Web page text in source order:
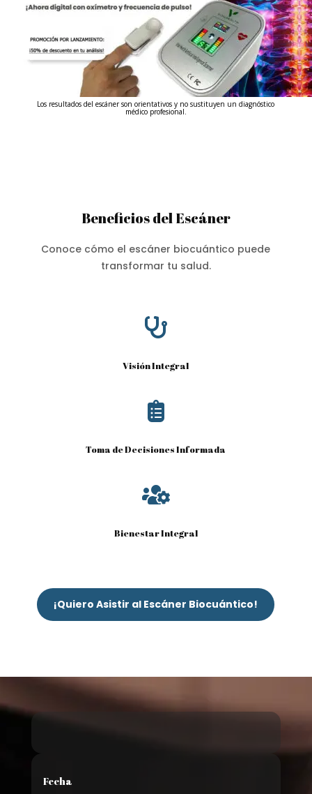
Los resultados del escáner son orientativos y no sustituyen un diagnóstico
médico profesional.
Beneficios del Escáner
Conoce cómo el escáner biocuántico puede
transformar tu salud.

Visión Integral

Toma de Decisiones Informada

Bienestar Integral
¡Quiero Asistir al Escáner Biocuántico!
Fecha